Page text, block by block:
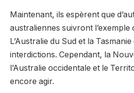
Maintenant, ils espèrent que
australiennes suivront l’exemple
L’Australie du Sud et la
interdictions. Cependant, la
l’Australie occidentale et le
encore agir.